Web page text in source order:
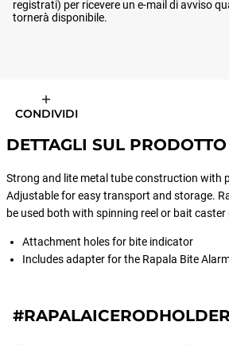
registrati) per ricevere un e-mail di avviso
tornerà disponibile.
CONDIVIDI
DETTAGLI SUL PRODOTTO
Strong and lite metal tube construction with
Adjustable for easy transport and storage.
be used both with spinning reel or bait
Attachment holes for bite indicator
Includes adapter for the Rapala Bite
#RAPALAICERODHOLDER